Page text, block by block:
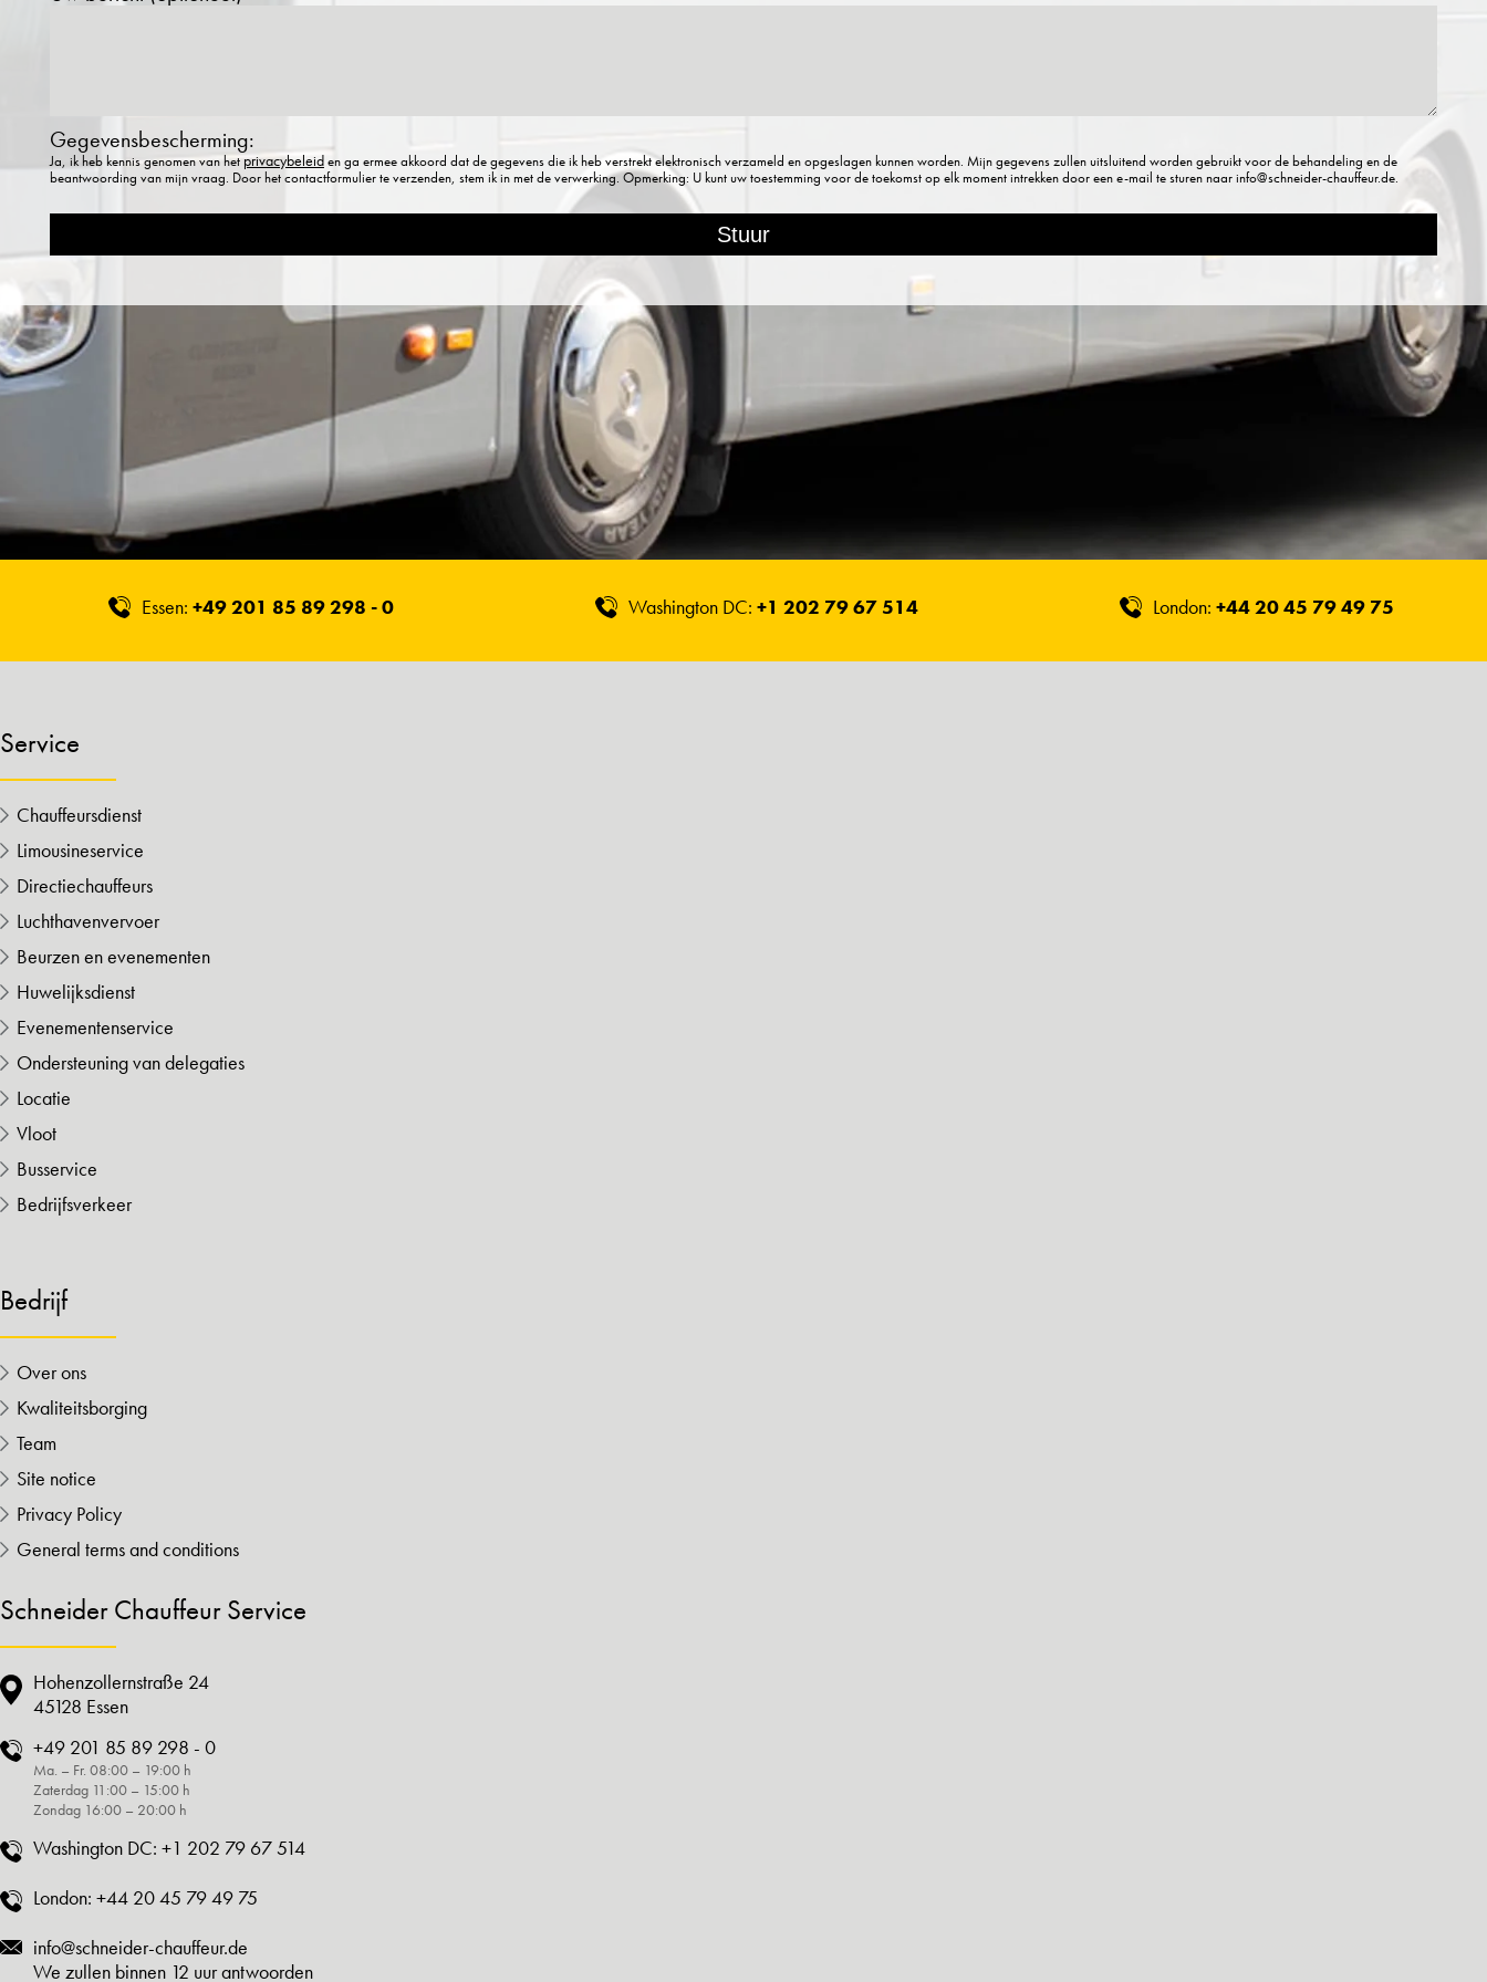
Gegevensbescherming:
Ja, ik heb kennis genomen van hetprivacybeleiden ga ermee akkoord dat de gegevens die ik heb verstrekt elektronisch verzameld en opgeslagen kunnen worden. Mijn gegevens zullen uitsluitend worden gebruikt voor de behandeling en de
beantwoording van mijn vraag. Door het contactformulier te verzenden, stem ik in met de verwerking. Opmerking: U kunt uw toestemming voor de toekomst op elk moment intrekken door een e-mail te sturen naar info@schneider-chauffeur.de.
Essen: +49 201 85 89 298 - 0 Washington DC: +1 202 79 67 514 London: +44 20 45 79 49 75
Service
Chauffeursdienst
Limousineservice
Directiechauffeurs
Luchthavenvervoer
Beurzen en evenementen
Huwelijksdienst
Evenementenservice
Ondersteuning van delegaties
Locatie
Vloot
Busservice
Bedrijfsverkeer
Bedrijf
Over ons
Kwaliteitsborging
Team
Site notice
Privacy Policy
General terms and conditions
Schneider Chauffeur Service
Hohenzollernstraße 24
45128 Essen
+49 201 85 89 298 - 0
Ma. – Fr. 08:00 – 19:00 h
Zaterdag 11:00 – 15:00 h
Zondag 16:00 – 20:00 h
Washington DC: +1 202 79 67 514
London: +44 20 45 79 49 75
info@schneider-chauffeur.de
We zullen binnen 12 uur antwoorden